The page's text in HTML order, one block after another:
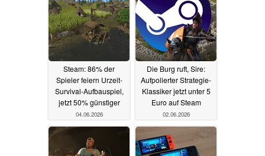
Steam: 86% der
Spieler feiern Urzeit-
Survival-Aufbauspiel,
jetzt 50% günstiger
04.06.2026
Die Burg ruft, Sire:
Aufpolierter Strategie-
Klassiker jetzt unter 5
Euro auf Steam
02.06.2026